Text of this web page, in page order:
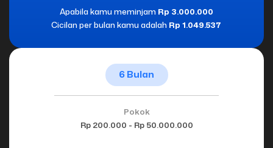
Apabila kamu meminjam Rp 3.000.000
Cicilan per bulan kamu adalah Rp 1.049.537
6 Bulan
Pokok
Rp 200.000 - Rp 50.000.000